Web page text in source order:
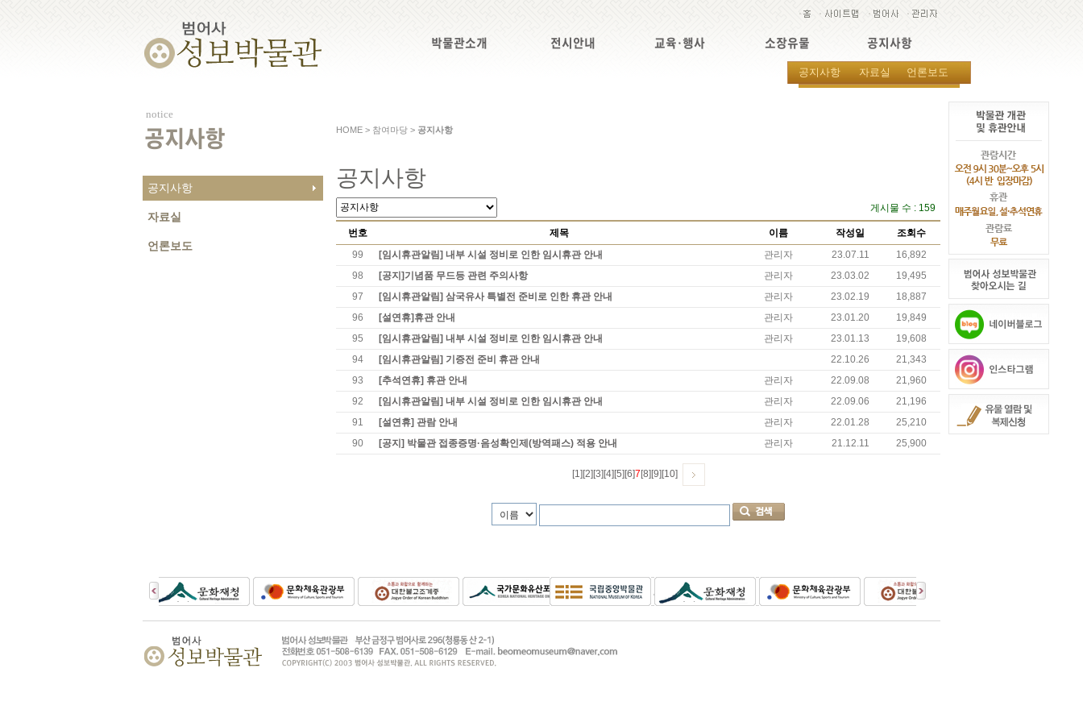
박물관소개 전시안내 교육·행사 소장유물 공지사항
공지사항 자료실 언론보도
notice
공지사항
공지사항
자료실
언론보도
HOME > 참여마당 > 공지사항
공지사항
게시물 수 : 159
번호 제목 이름 작성일
조회수
99
[임시휴관알림] 내부 시설 정비로 인한 임시휴관 안내 관리자 23.07.11
16,892
98
[공지]기념품 무드등 관련 주의사항 관리자 23.03.02
19,495
97
[임시휴관알림] 삼국유사 특별전 준비로 인한 휴관 안내 관리자 23.02.19
18,887
96
[설연휴]휴관 안내 관리자 23.01.20
19,849
95
[임시휴관알림] 내부 시설 정비로 인한 임시휴관 안내 관리자 23.01.13
19,608
94
[임시휴관알림] 기증전 준비 휴관 안내 22.10.26
21,343
93
[추석연휴] 휴관 안내 관리자 22.09.08
21,960
92
[임시휴관알림] 내부 시설 정비로 인한 임시휴관 안내 관리자 22.09.06
21,196
91
[설연휴] 관람 안내 관리자 22.01.28
25,210
90
[공지] 박물관 접종증명·음성확인제(방역패스) 적용 안내 관리자 21.12.11 25,900
[1] [2] [3] [4] [5] [6]7 [8] [9] [10]